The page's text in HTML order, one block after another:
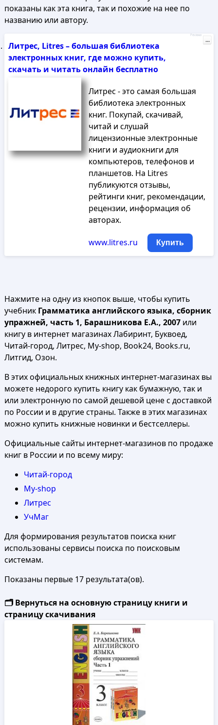
показаны как эта книга, так и похожие на нее по
названию или автору.
Литрес, Litres – большая библиотека
электронных книг, где можно купить,
скачать и читать онлайн бесплатно
Литрес - это самая большая
библиотека электронных
книг. Покупай, скачивай,
читай и слушай
лицензионные электронные
книги и аудиокниги для
компьютеров, телефонов и
планшетов. На Litres
публикуются отзывы,
рейтинги книг, рекомендации,
рецензии, информация об
авторах.
www.litres.ru Купить
Реклама
...
Нажмите на одну из кнопок выше, чтобы купить
учебник Грамматика английского языка, сборник
упражней, часть 1, Барашникова Е.А., 2007или
книгу в интернет магазинах Лабиринт, Буквоед,
Читай-город, Литрес, My-shop, Book24, Books.ru,
Литгид, Озон.
В этих официальных книжных интернет-магазинах вы
можете недорого купить книгу как бумажную, так и
или электронную по самой дешевой цене с доставкой
по России и в другие страны. Также в этих магазинах
можно купить книжные новинки и бестселлеры.
Официальные сайты интернет-магазинов по продаже
книг в России и по всему миру:
Читай-город
My-shop
Литрес
УчМаг
Для формирования результатов поиска книг
использованы сервисы поиска по поисковым
системам.
Показаны первые 17 результата(ов).
🗂️ Вернуться на основную страницу книги и
страницу скачивания